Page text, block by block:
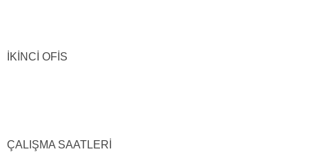
İKİNCİ OFİS
ÇALIŞMA SAATLERİ